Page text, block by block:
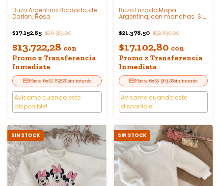
Buzo Argentina Bordado, de
Darlon. Rosa
$17.152,85 $26.389,00
$13.722,28 con
Promo x Transferencia
Inmediata
6x$2.858,81sin interés
Avisame cuando este
disponible!
Buzo Frizado Mapa
Argentina, con manchas. Sin
$21.378,50 $32.890,00
$17.102,80 con
Promo x Transferencia
Inmediata
6x$3.563,08sin interés
Avisame cuando este
disponible!
SIN STOCK SIN STOCK